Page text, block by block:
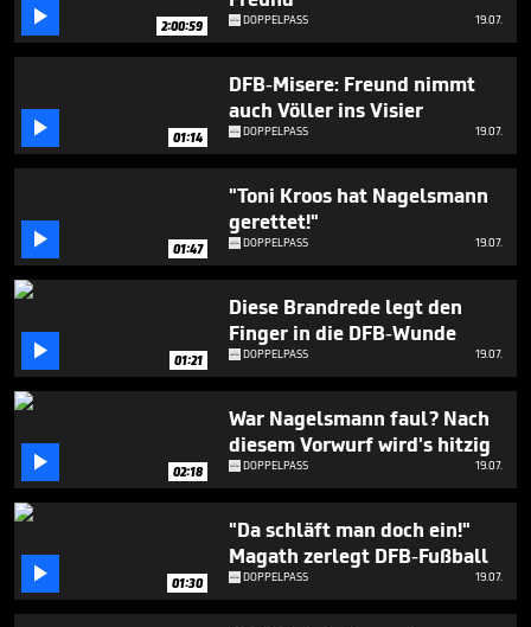
minute,
seconds
 2:00:59 DOPPELPASS 19.07.
 01:14
DFB-Misere: Freund nimmt
auch Völler ins Visier
DOPPELPASS 19.07.
 01:47
"Toni Kroos hat Nagelsmann
gerettet!"
DOPPELPASS 19.07.
 01:21
Diese Brandrede legt den
Finger in die DFB-Wunde
DOPPELPASS 19.07.
 02:18
War Nagelsmann faul? Nach
diesem Vorwurf wird's hitzig
DOPPELPASS 19.07.
 01:30
"Da schläft man doch ein!"
Magath zerlegt DFB-Fußball
DOPPELPASS 19.07.